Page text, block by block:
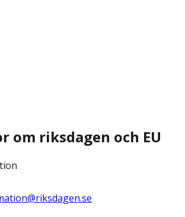
om riksdagen och EU